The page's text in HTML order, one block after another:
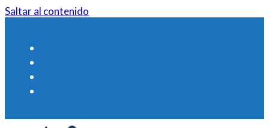
Saltar al contenido